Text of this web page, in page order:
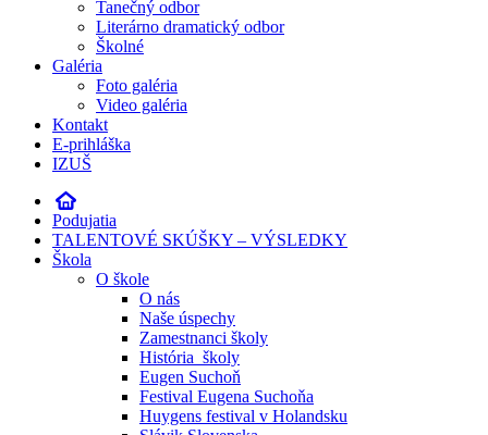
Tanečný odbor
Literárno dramatický odbor
Školné
Galéria
Foto galéria
Video galéria
Kontakt
E-prihláška
IZUŠ
Podujatia
TALENTOVÉ SKÚŠKY – VÝSLEDKY
Škola
O škole
O nás
Naše úspechy
Zamestnanci školy
História školy
Eugen Suchoň
Festival Eugena Suchoňa
Huygens festival v Holandsku